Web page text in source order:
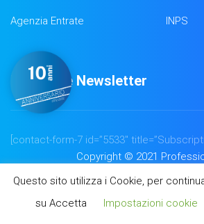
Agenzia Entrate INPS
Iscrizione Newsletter
[contact-form-7 id=”5533″
Copyright © 2021
Questo sito utilizza i Cookie, per
su Accetta
Impostazioni cookie